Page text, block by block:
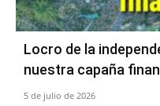
Locro de la
nuestra capaña
5 de julio de 2026